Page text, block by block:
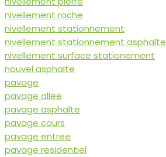
nivellement roche
nivellement stationnement
nivellement stationnement asphalte
nivellement surface stationement
nouvel asphalte
pavage
pavage allee
pavage asphalte
pavage cours
pavage entree
pavage residentiel